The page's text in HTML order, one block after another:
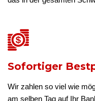
Sofortiger
Wir zahlen so viel wie
am selben Tag auf Ihr